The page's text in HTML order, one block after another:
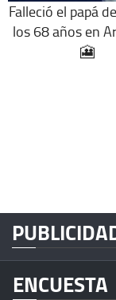
Falleció el papá
los 68 años en
🎦
ENCUESTA